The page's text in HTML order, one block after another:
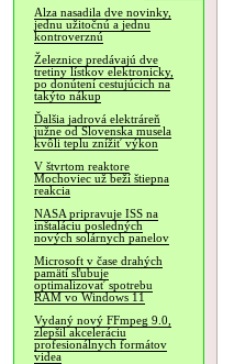
Alza nasadila dve novinky,
jednu užitočnú a jednu
kontroverznú
Železnice predávajú dve
tretiny lístkov elektronicky,
po donútení cestujúcich na
takýto nákup
Ďalšia jadrová elektráreň
južne od Slovenska musela
kvôli teplu znížiť výkon
V štvrtom reaktore
Mochoviec už beží štiepna
reakcia
NASA pripravuje ISS na
inštaláciu posledných
nových solárnych panelov
Microsoft v čase drahých
pamätí sľubuje
optimalizovať spotrebu
RAM vo Windows 11
Vydaný nový FFmpeg 9.0,
zlepšil akceleráciu
profesionálnych formátov
videa